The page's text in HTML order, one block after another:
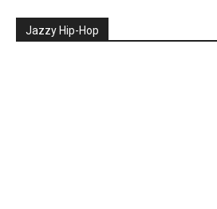
Jazzy Hip-Hop